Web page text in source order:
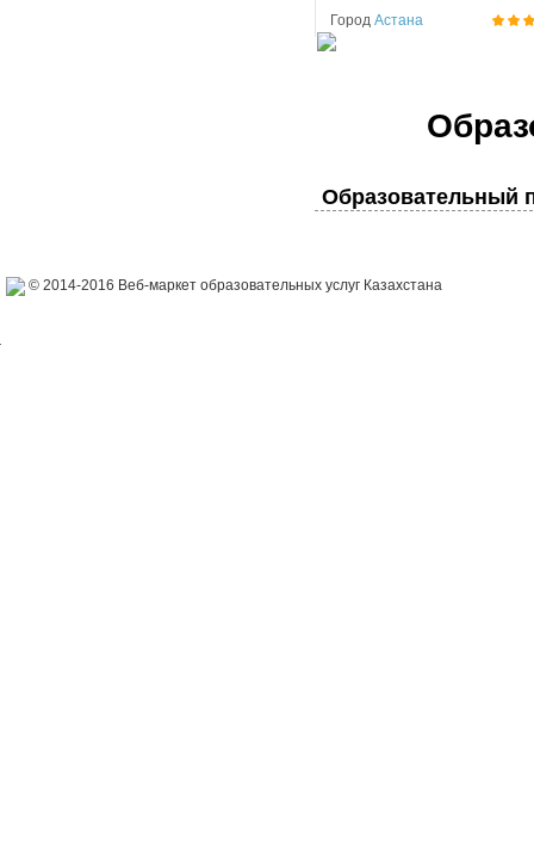
Город Астана
Образовательный
© 2014-2016 Веб-маркет образовательных услуг Казахстана